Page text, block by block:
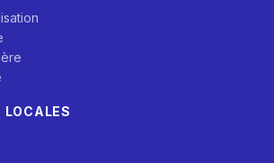
LOCALES